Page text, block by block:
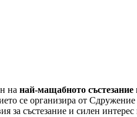
на най-мащабното състезание
се организира от
за състезание и силен